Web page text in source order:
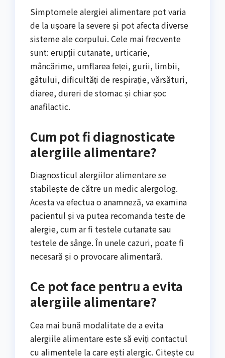
Simptomele alergiei alimentare pot varia
de la ușoare la severe și pot afecta diverse
sisteme ale corpului. Cele mai frecvente
sunt: erupții cutanate, urticarie,
mâncărime, umflarea feței, gurii, limbii,
gâtului, dificultăți de respirație, vărsături,
diaree, dureri de stomac și chiar șoc
anafilactic.
Cum pot fi diagnosticate
alergiile alimentare?
Diagnosticul alergiilor alimentare se
stabilește de către un medic alergolog.
Acesta va efectua o anamneză, va examina
pacientul și va putea recomanda teste de
alergie, cum ar fi testele cutanate sau
testele de sânge. În unele cazuri, poate fi
necesară și o provocare alimentară.
Ce pot face pentru a evita
alergiile alimentare?
Cea mai bună modalitate de a evita
alergiile alimentare este să eviți contactul
cu alimentele la care ești alergic. Citește cu